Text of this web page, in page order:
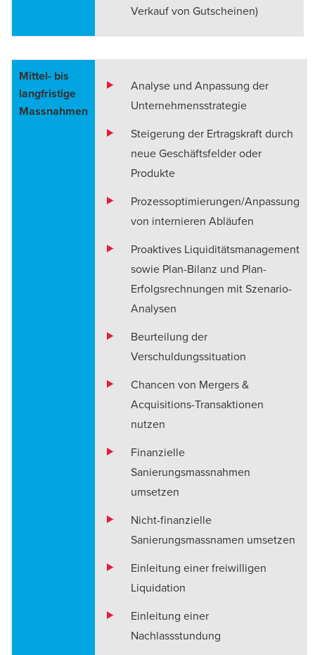
Verkauf von Gutscheinen)
Mittel- bis
lang­fristige
Massnahmen
Analyse und Anpassung der
Unternehmensstrategie
Steigerung der Ertragskraft durch
neue Geschäftsfelder oder
Produkte
Prozessoptimierungen/Anpassung
von internieren Abläufen
Proaktives Liquiditätsmanagement
sowie Plan-Bilanz und Plan-
Erfolgsrechnungen mit Szenario-
Analysen
Beurteilung der
Verschuldungssituation
Chancen von Mergers &
Acquisitions-Transaktionen
nutzen
Finanzielle
Sanierungsmassnahmen
umsetzen
Nicht-finanzielle
Sanierungsmassnamen umsetzen
Einleitung einer freiwilligen
Liquidation
Einleitung einer
Nachlassstundung